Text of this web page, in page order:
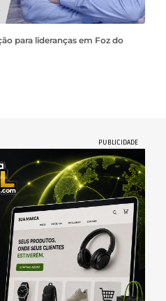
para lideranças em Foz do
PUBLICIDADE